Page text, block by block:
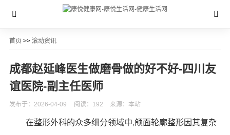
首页 >> 滚动资讯
成都赵延峰医生做磨骨做的好不好-四川友
谊医院-副主任医师
发布于：2026-04-09 阅读：192 来源：本站
在整形外科的众多细分领域中,颌面轮廓整形因其复杂